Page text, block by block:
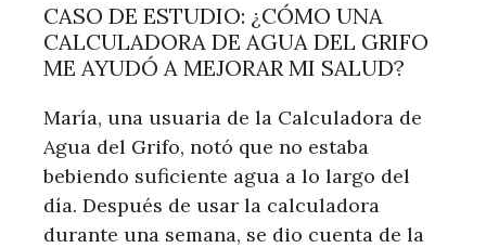
CASO DE ESTUDIO: ¿CÓMO UNA
CALCULADORA DE AGUA DEL GRIFO
ME AYUDÓ A MEJORAR MI SALUD?
María, una usuaria de la Calculadora de
Agua del Grifo, notó que no estaba
bebiendo suficiente agua a lo largo del
día. Después de usar la calculadora
durante una semana, se dio cuenta de la